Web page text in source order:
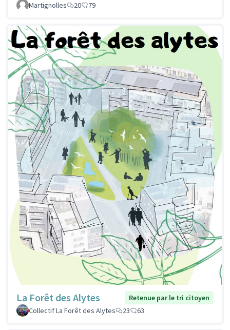
Martignolles
20 79
La Forêt des Alytes
Retenue par le tri citoyen
Collectif La Forêt des Alytes
23 63